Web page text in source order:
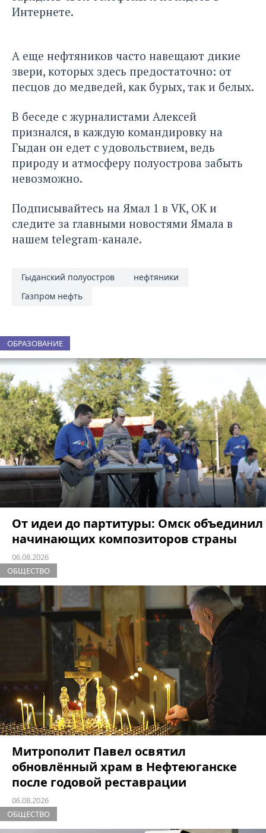
Интернете.
А еще нефтяников часто навещают дикие
звери, которых здесь предостаточно: от
песцов до медведей, как бурых, так и белых.
В беседе с журналистами Алексей
признался, в каждую командировку на
Гыдан он едет с удовольствием, ведь
природу и атмосферу полуострова забыть
невозможно.
Подписывайтесь на Ямал 1 в VK, ОК и
следите за главными новостями Ямала в
нашем telegram-канале.
Гыданский полуостров
нефтяники
Газпром нефть
ОБРАЗОВАНИЕ
От идеи до партитуры: Омск объединил
начинающих композиторов страны
06.08.2026
ОБЩЕСТВО
Митрополит Павел освятил
обновлённый храм в Нефтеюганске
после годовой реставрации
06.08.2026
ОБЩЕСТВО